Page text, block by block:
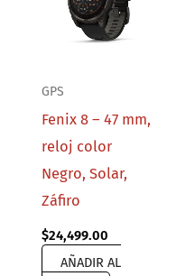
GPS
Fenix 8 – 47 mm,
reloj color
Negro, Solar,
Záfiro
$24,499.00
AÑADIR AL